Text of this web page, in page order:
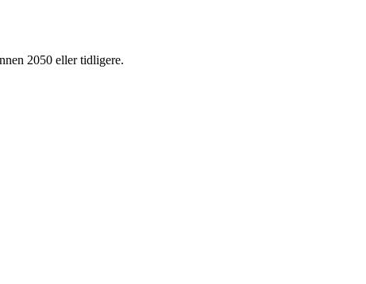
2050 eller tidligere.